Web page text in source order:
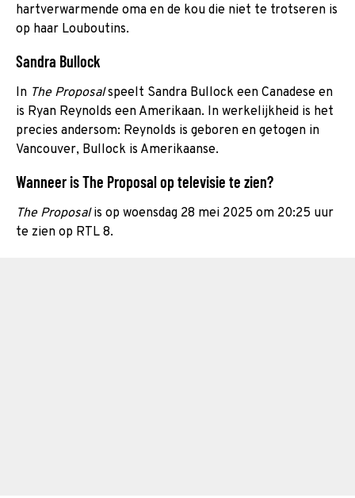
hartverwarmende oma en de kou die niet te trotseren is
op haar Louboutins.
Sandra Bullock
In The Proposalspeelt Sandra Bullock een Canadese en
is Ryan Reynolds een Amerikaan. In werkelijkheid is het
precies andersom: Reynolds is geboren en getogen in
Vancouver, Bullock is Amerikaanse.
Wanneer is The Proposal op televisie te zien?
The Proposalis op woensdag 28 mei 2025 om 20:25 uur
te zien op RTL 8.